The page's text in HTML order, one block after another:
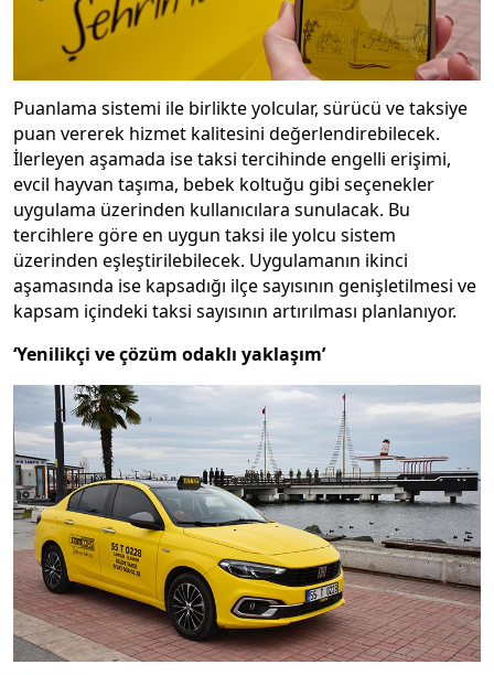
Puanlama sistemi ile birlikte yolcular, sürücü ve taksiye
puan vererek hizmet kalitesini değerlendirebilecek.
İlerleyen aşamada ise taksi tercihinde engelli erişimi,
evcil hayvan taşıma, bebek koltuğu gibi seçenekler
uygulama üzerinden kullanıcılara sunulacak. Bu
tercihlere göre en uygun taksi ile yolcu sistem
üzerinden eşleştirilebilecek. Uygulamanın ikinci
aşamasında ise kapsadığı ilçe sayısının genişletilmesi ve
kapsam içindeki taksi sayısının artırılması planlanıyor.
‘Yenilikçi ve çözüm odaklı yaklaşım’